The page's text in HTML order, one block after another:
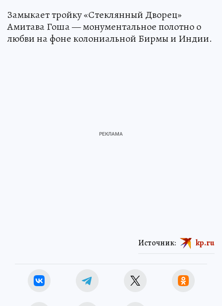
Замыкает тройку «Стеклянный Дворец»
Амитава Гоша — монументальное полотно о
любви на фоне колониальной Бирмы и Индии.
Источник: kp.ru